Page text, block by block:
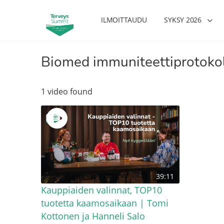
ILMOITTAUDU SYKSY 2026
Biomed
1 video found
39:11
Kauppiaiden valinnat, TOP10
tuotetta kaamosaikaan | Tomi
Kottonen ja Hanneli Salo